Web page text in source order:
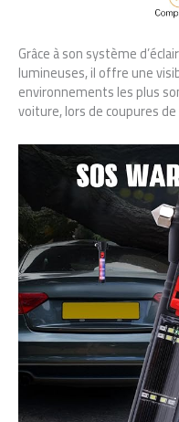
Grâce à son système
lumineuses, il offre une
environnements les plus
voiture, lors de coupures